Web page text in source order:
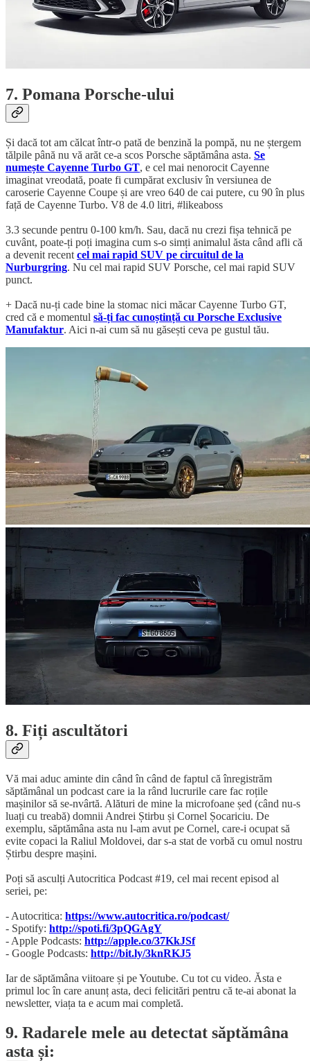
7. Pomana Porsche-ului
Și dacă tot am călcat într-o pată de benzină la pompă, nu ne ștergem
tălpile până nu vă arăt ce-a scos Porsche săptămâna asta. Se
numește Cayenne Turbo GT, e cel mai nenorocit Cayenne
imaginat vreodată, poate fi cumpărat exclusiv în versiunea de
caroserie Cayenne Coupe și are vreo 640 de cai putere, cu 90 în plus
față de Cayenne Turbo. V8 de 4.0 litri, #likeaboss
3.3 secunde pentru 0-100 km/h. Sau, dacă nu crezi fișa tehnică pe
cuvânt, poate-ți poți imagina cum s-o simți animalul ăsta când afli că
a devenit recent cel mai rapid SUV pe circuitul de la
Nurburgring. Nu cel mai rapid SUV Porsche, cel mai rapid SUV
punct.
+ Dacă nu-ți cade bine la stomac nici măcar Cayenne Turbo GT,
cred că e momentul să-ți fac cunoștință cu Porsche Exclusive
Manufaktur. Aici n-ai cum să nu găsești ceva pe gustul tău.
8. Fiți ascultători
Vă mai aduc aminte din când în când de faptul că înregistrăm
săptămânal un podcast care ia la rând lucrurile care fac roțile
mașinilor să se-nvârtă. Alături de mine la microfoane șed (când nu-s
luați cu treabă) domnii Andrei Știrbu și Cornel Șocariciu. De
exemplu, săptămâna asta nu l-am avut pe Cornel, care-i ocupat să
evite copaci la Raliul Moldovei, dar s-a stat de vorbă cu omul nostru
Știrbu despre mașini.
Poți să asculți Autocritica Podcast #19, cel mai recent episod al
seriei, pe:
- Autocritica: https://www.autocritica.ro/podcast/
- Spotify: http://spoti.fi/3pQGAgY
- Apple Podcasts: http://apple.co/37KkJSf
- Google Podcasts: http://bit.ly/3knRKJ5
Iar de săptămâna viitoare și pe Youtube. Cu tot cu video. Ăsta e
primul loc în care anunț asta, deci felicitări pentru că te-ai abonat la
newsletter, viața ta e acum mai completă.
9. Radarele mele au detectat săptămâna
asta și: